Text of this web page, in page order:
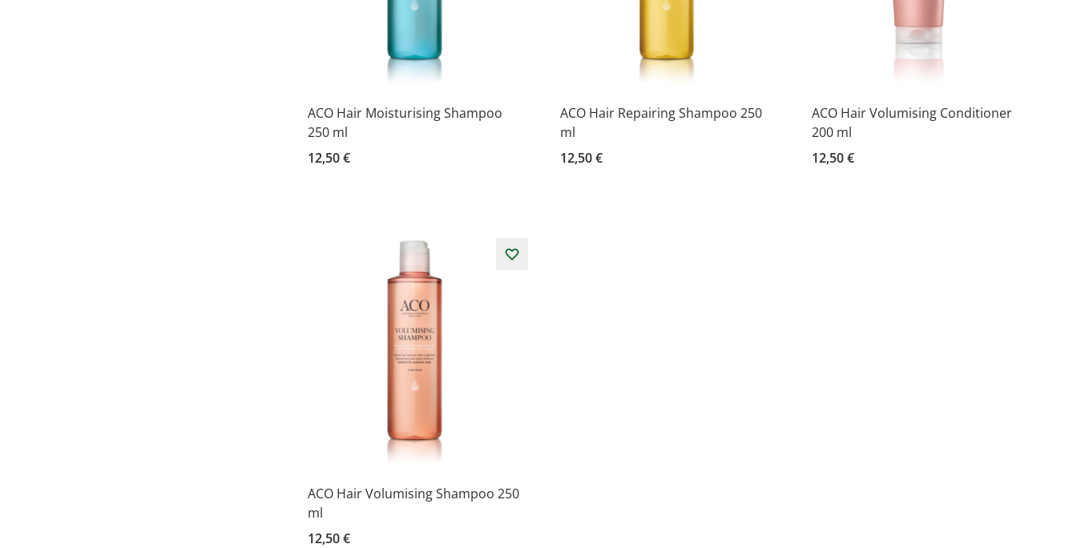
ACO Hair Moisturising Shampoo
250 ml
12,50 €
ACO Hair Repairing Shampoo 250
ml
12,50 €
ACO Hair Volumising Conditioner
200 ml
12,50 €
ACO Hair Volumising Shampoo 250
ml
12,50 €